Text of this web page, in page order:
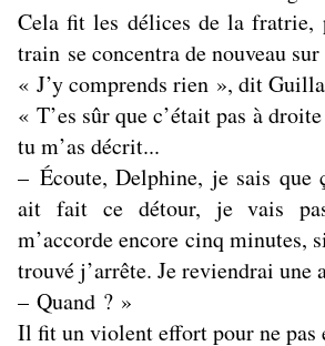
Cela fit les délices de la fratrie,
train se concentra de nouveau
« J’y comprends rien », dit
« T’es sûr que c’était pas à
tu m’as décrit...
– Écoute, Delphine, je sais que
ait fait ce détour, je vais
m’accorde encore cinq minutes,
trouvé j’arrête. Je reviendrai une
– Quand ? »
Il fit un violent effort pour ne pas